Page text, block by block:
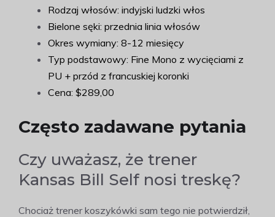
Rodzaj włosów: indyjski ludzki włos
Bielone sęki: przednia linia włosów
Okres wymiany: 8-12 miesięcy
Typ podstawowy: Fine Mono z wycięciami z
PU + przód z francuskiej koronki
Cena: $289,00
Często zadawane pytania
Czy uważasz, że trener
Kansas Bill Self nosi treskę?
Chociaż trener koszykówki sam tego nie potwierdził,